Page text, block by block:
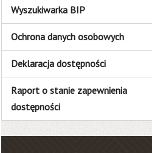
Wyszukiwarka BIP
Ochrona danych osobowych
Deklaracja dostępności
Raport o stanie zapewnienia
dostępności